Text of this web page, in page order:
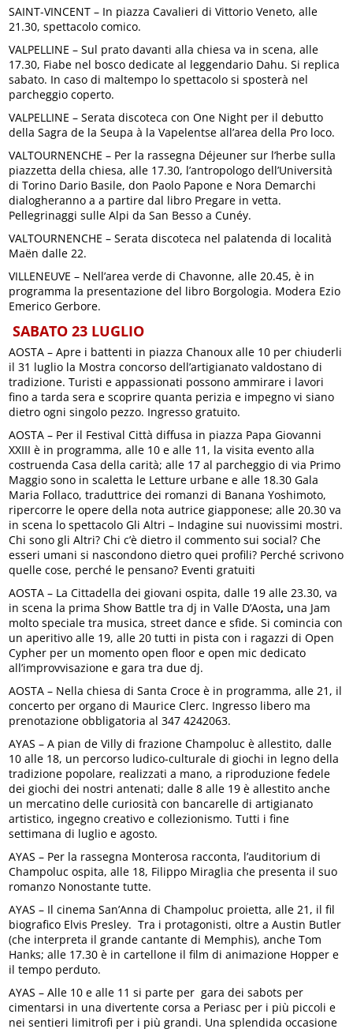
SAINT-VINCENT – In piazza Cavalieri di Vittorio Veneto, alle
21.30, spettacolo comico.
VALPELLINE – Sul prato davanti alla chiesa va in scena, alle
17.30, Fiabe nel bosco dedicate al leggendario Dahu. Si replica
sabato. In caso di maltempo lo spettacolo si sposterà nel
parcheggio coperto.
VALPELLINE – Serata discoteca con One Night per il debutto
della Sagra de la Seupa à la Vapelentse all’area della Pro loco.
VALTOURNENCHE – Per la rassegna Déjeuner sur l’herbe sulla
piazzetta della chiesa, alle 17.30, l’antropologo dell’Università
di Torino Dario Basile, don Paolo Papone e Nora Demarchi
dialogheranno a a partire dal libro Pregare in vetta.
Pellegrinaggi sulle Alpi da San Besso a Cunéy.
VALTOURNENCHE – Serata discoteca nel palatenda di località
Maën dalle 22.
VILLENEUVE – Nell’area verde di Chavonne, alle 20.45, è in
programma la presentazione del libro Borgologia. Modera Ezio
Emerico Gerbore.
SABATO 23 LUGLIO
AOSTA – Apre i battenti in piazza Chanoux alle 10 per chiuderli
il 31 luglio la Mostra concorso dell’artigianato valdostano di
tradizione. Turisti e appassionati possono ammirare i lavori
fino a tarda sera e scoprire quanta perizia e impegno vi siano
dietro ogni singolo pezzo. Ingresso gratuito.
AOSTA – Per il Festival Città diffusa in piazza Papa Giovanni
XXIII è in programma, alle 10 e alle 11, la visita evento alla
costruenda Casa della carità; alle 17 al parcheggio di via Primo
Maggio sono in scaletta le Letture urbane e alle 18.30 Gala
Maria Follaco, traduttrice dei romanzi di Banana Yoshimoto,
ripercorre le opere della nota autrice giapponese; alle 20.30 va
in scena lo spettacolo Gli Altri – Indagine sui nuovissimi mostri.
Chi sono gli Altri? Chi c’è dietro il commento sui social? Che
esseri umani si nascondono dietro quei profili? Perché scrivono
quelle cose, perché le pensano? Eventi gratuiti
AOSTA – La Cittadella dei giovani ospita, dalle 19 alle 23.30, va
in scena la prima Show Battle tra dj in Valle D’Aosta, una Jam
molto speciale tra musica, street dance e sfide. Si comincia con
un aperitivo alle 19, alle 20 tutti in pista con i ragazzi di Open
Cypher per un momento open floor e open mic dedicato
all’improvvisazione e gara tra due dj.
AOSTA – Nella chiesa di Santa Croce è in programma, alle 21, il
concerto per organo di Maurice Clerc. Ingresso libero ma
prenotazione obbligatoria al 347 4242063.
AYAS – A pian de Villy di frazione Champoluc è allestito, dalle
10 alle 18, un percorso ludico-culturale di giochi in legno della
tradizione popolare, realizzati a mano, a riproduzione fedele
dei giochi dei nostri antenati; dalle 8 alle 19 è allestito anche
un mercatino delle curiosità con bancarelle di artigianato
artistico, ingegno creativo e collezionismo. Tutti i fine
settimana di luglio e agosto.
AYAS – Per la rassegna Monterosa racconta, l’auditorium di
Champoluc ospita, alle 18, Filippo Miraglia che presenta il suo
romanzo Nonostante tutte.
AYAS – Il cinema San’Anna di Champoluc proietta, alle 21, il fil
biografico Elvis Presley. Tra i protagonisti, oltre a Austin Butler
(che interpreta il grande cantante di Memphis), anche Tom
Hanks; alle 17.30 è in cartellone il film di animazione Hopper e
il tempo perduto.
AYAS – Alle 10 e alle 11 si parte per gara dei sabots per
cimentarsi in una divertente corsa a Periasc per i più piccoli e
nei sentieri limitrofi per i più grandi. Una splendida occasione